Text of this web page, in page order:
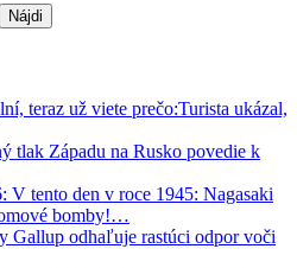
teraz už viete prečo:Turista ukázal,
tlak Západu na Rusko povedie k
V tento den v roce 1945: Nagasaki
bomby!…
Gallup odhaľuje rastúci odpor voči